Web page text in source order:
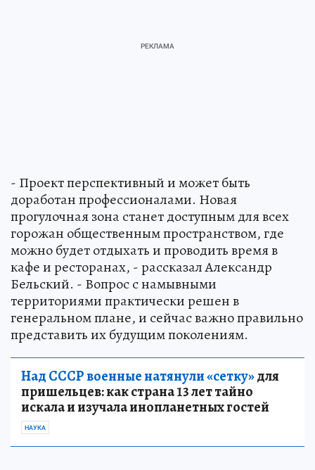
- Проект перспективный и может быть
доработан профессионалами. Новая
прогулочная зона станет доступным для всех
горожан общественным пространством, где
можно будет отдыхать и проводить время в
кафе и ресторанах, - рассказал Александр
Бельский. - Вопрос с намывными
территориями практически решен в
генеральном плане, и сейчас важно правильно
представить их будущим поколениям.
Над СССР военные натянули «сетку»для
пришельцев: как страна 13 лет тайно
искала и изучала инопланетных гостей
НАУКА